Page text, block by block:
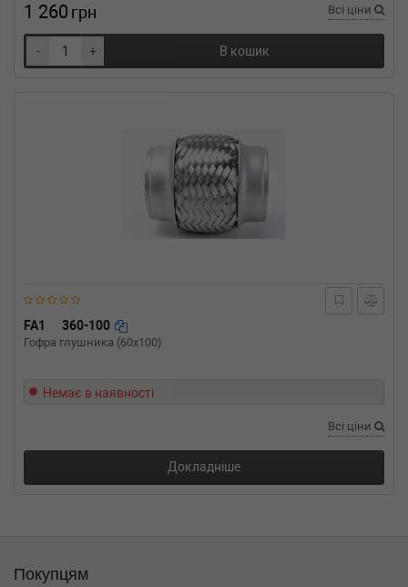
1 260 грн Всі ціни
- + В кошик
FA1 360-100
Гофра глушника (60x100)
Немає в наявності
Всі ціни
Докладніше
Покупцям